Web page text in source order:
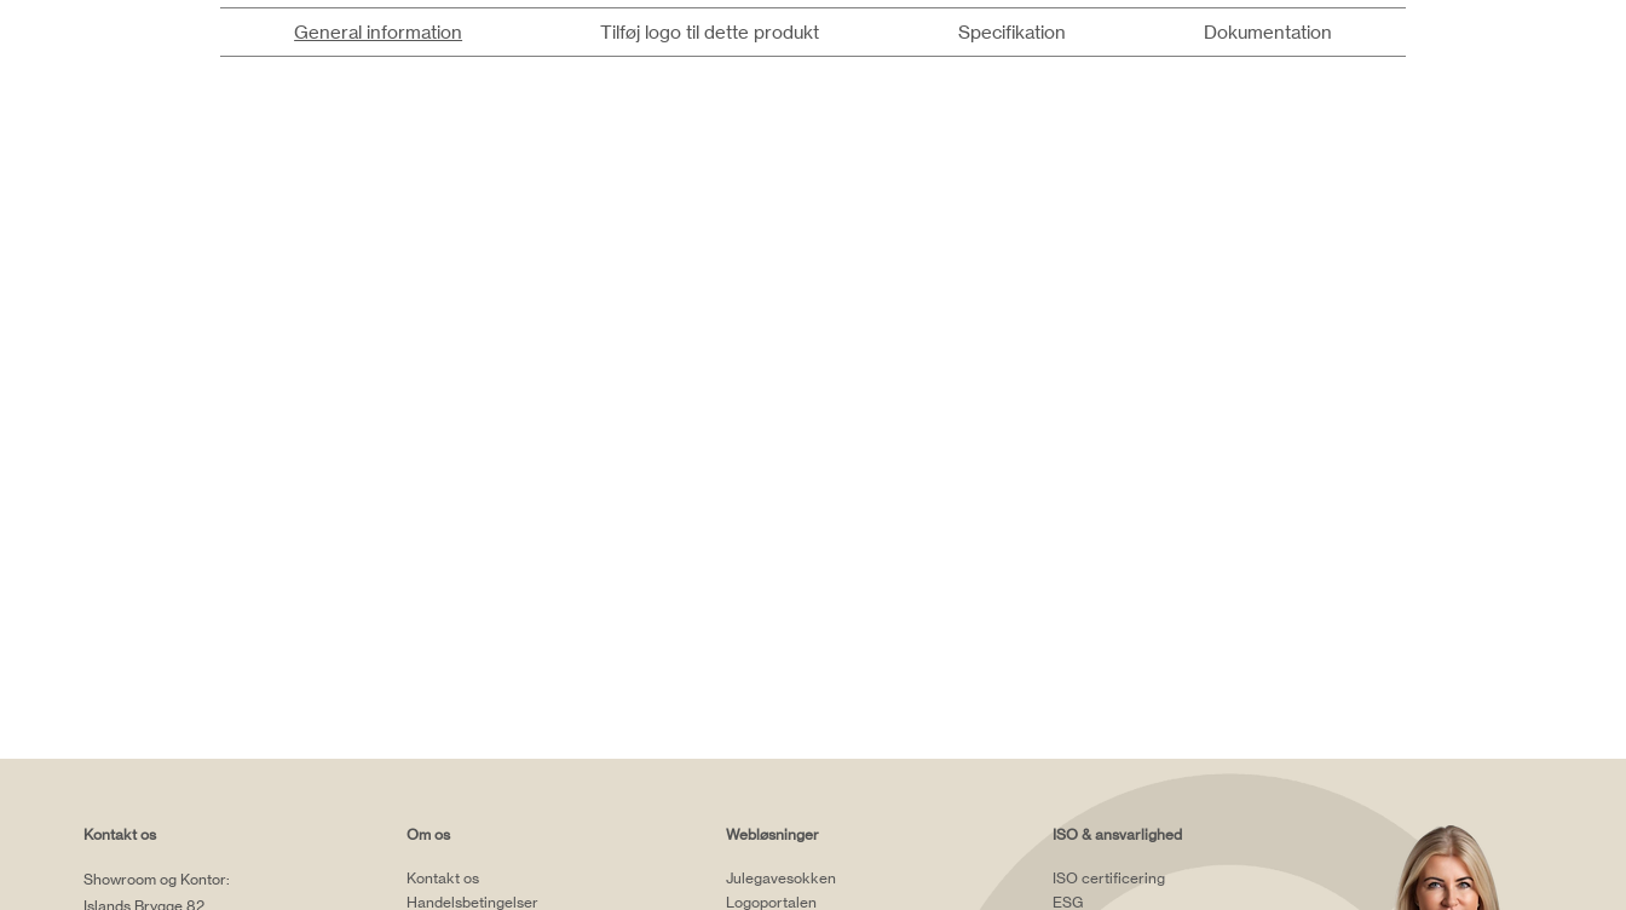
General information Tilføj logo til dette produkt Specifikation Dokumentation
Kontakt os
Showroom og Kontor:
Islands Brygge 82
Om os
Kontakt os
Handelsbetingelser
Webløsninger
Julegavesokken
Logoportalen
ISO & ansvarlighed
ISO certificering
ESG